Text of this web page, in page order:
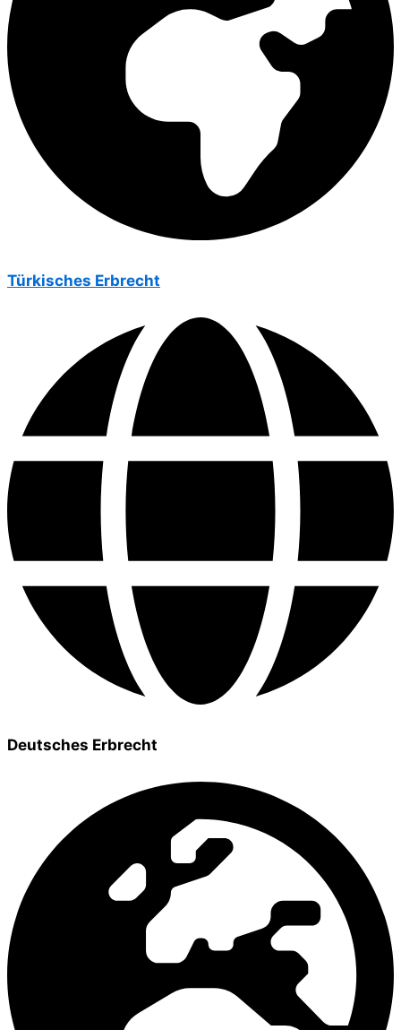
Türkisches Erbrecht
Deutsches Erbrecht